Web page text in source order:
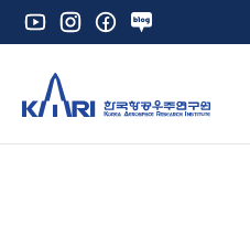
유
튜
인
스
그
램
페
이
네
로
그